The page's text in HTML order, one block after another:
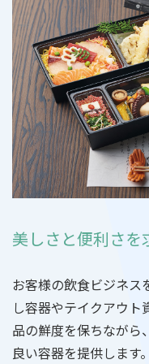
美しさと便利さを
お客様の飲食ビジネス
し容器やテイクアウト
品の鮮度を保ちながら
良い容器を提供します